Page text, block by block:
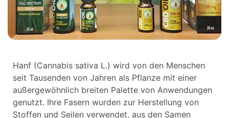
Hanf (Cannabis sativa L.) wird von den Menschen
seit Tausenden von Jahren als Pflanze mit einer
außergewöhnlich breiten Palette von Anwendungen
genutzt. Ihre Fasern wurden zur Herstellung von
Stoffen und Seilen verwendet, aus den Samen